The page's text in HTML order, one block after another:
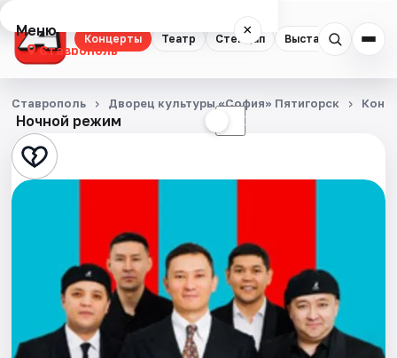
Концерты Театр Стендап Выставки Спорт
Меню ×
Ставрополь
Концерты
Театр
Стендап
События
Ночной режим ☾
Ставрополь Дворец культуры «София» Пятигорск